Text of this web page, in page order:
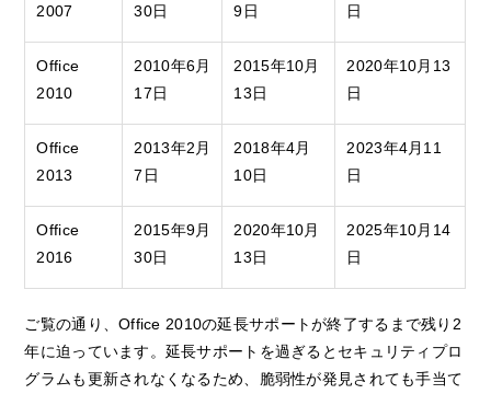
2007
30日
9日
日
Office
2010
2010年6月
17日
2015年10月
13日
2020年10月13
日
Office
2013
2013年2月
7日
2018年4月
10日
2023年4月11
日
Office
2016
2015年9月
30日
2020年10月
13日
2025年10月14
日
ご覧の通り、Office 2010の延長サポートが終了するまで残り2
年に迫っています。延長サポートを過ぎるとセキュリティプロ
グラムも更新されなくなるため、脆弱性が発見されても手当て